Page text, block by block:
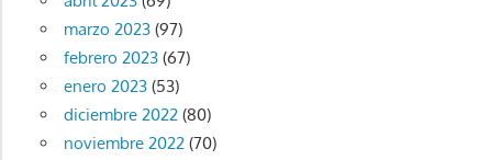
marzo 2023(97)
febrero 2023(67)
enero 2023(53)
diciembre 2022(80)
noviembre 2022(70)